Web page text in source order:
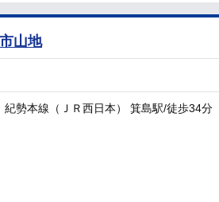
山地
紀勢本線（ＪＲ西日本） 箕島駅/徒歩34分